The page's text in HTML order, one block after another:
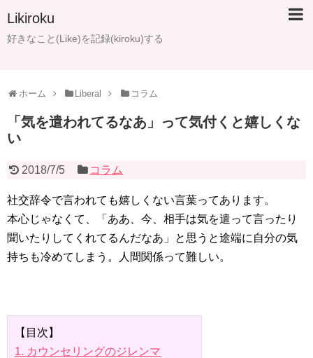
Likiroku
好きなこと(Like)を記録(kiroku)する
ホーム Liberal コラム
「気を遣われてるなあ」って気付くと嬉しくな
い
2018/7/5 コラム
社交辞令で言われても嬉しくない言葉ってあります。
本心じゃなくて、「ああ、今、相手は気を遣って言ったり
聞いたりしてくれてるんだなあ」と思うと途端に自分の気
持ちも冷めてしまう。人間関係って難しい。
【目次】
1. カウンセリングのジレンマ